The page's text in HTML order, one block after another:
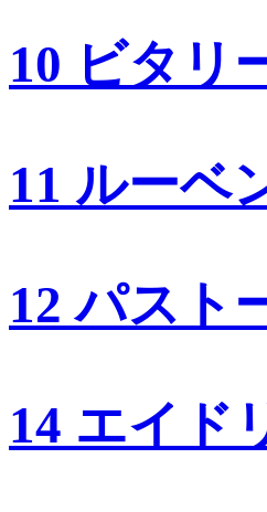
10 ビタリ
11 ルーベ
12 パスト
14 エイド